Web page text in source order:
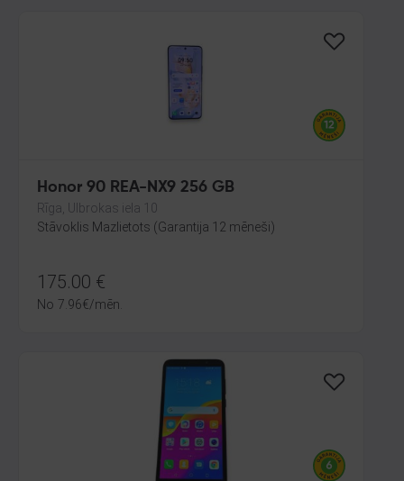
Honor 90 REA-NX9 256 GB
Rīga, Ulbrokas iela 10
Stāvoklis Mazlietots (Garantija 12 mēneši)
175.00 €
No 7.96€/mēn.